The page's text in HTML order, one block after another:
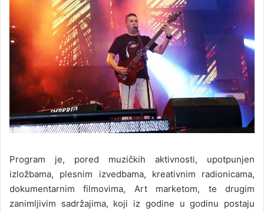
Program je, pored muzičkih aktivnosti, upotpunjen
izložbama, plesnim izvedbama, kreativnim radionicama,
dokumentarnim filmovima, Art marketom, te drugim
zanimljivim sadržajima, koji iz godine u godinu postaju